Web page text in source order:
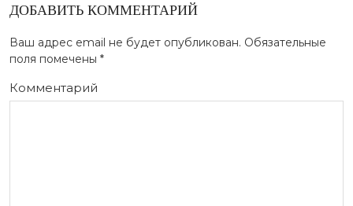
ДОБАВИТЬ КОММЕНТАРИЙ
Ваш адрес email не будет опубликован. Обязательные
поля помечены *
Комментарий